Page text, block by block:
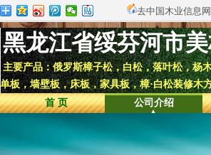
去中国木业信息
黑龙江省绥芬河市
主要产品：俄罗斯樟子松，白松，落叶松，杨
单板，墙壁板，床板，家具板，樟·白松装修木
首 页
公司介绍